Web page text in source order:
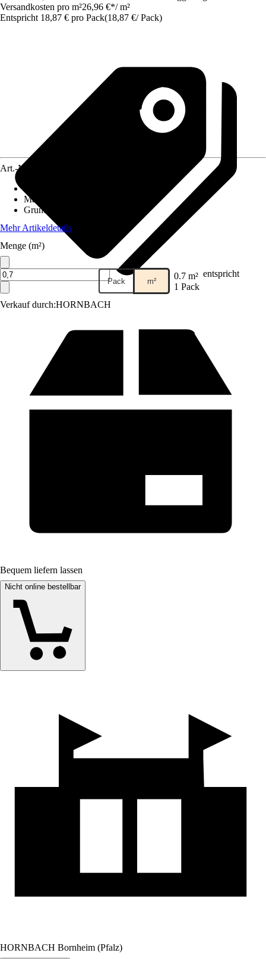
Versandkosten pro m²26,96 €*/ m²
Entspricht 18,87 € pro Pack(18,87 €/ Pack)
Verkauf durch:HORNBACH
Art.-Nr.
Material
Grundfarbe
Mehr Artikeldetails
Menge (m²)
Pack m² 0.7 m² entspricht
1 Pack
Bequem liefern lassen
Nicht online bestellbar
HORNBACH Bornheim (Pfalz)